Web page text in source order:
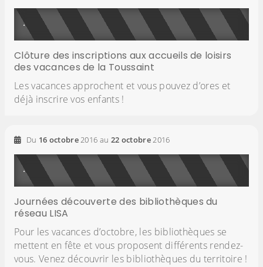
Clôture des inscriptions aux accueils de loisirs
des vacances de la Toussaint
Les vacances approchent et vous pouvez d’ores et
déjà inscrire vos enfants !
Du 16 octobre2016 au 22 octobre2016
Journées découverte des bibliothèques du
réseau LISA
Pour les vacances d’octobre, les bibliothèques se
mettent en fête et vous proposent différents rendez-
vous. Venez découvrir les bibliothèques du territoire !